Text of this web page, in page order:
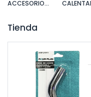
ACCESORIOS PARA DUCHA
Tienda